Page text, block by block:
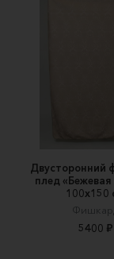
Двусторонний
плед «Бежевая
100х150
5400 ₽